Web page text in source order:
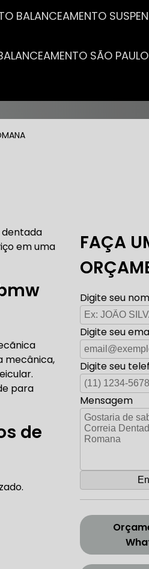
BALANCEAMENTO
SÃO PAULO
AUTO ELÉTRICA CARROS
AUTO ELÉTRICA
CORREIA DENTADA
DENTADA DISCOVERY
CORREIA DENTADA
dentada
em uma
mecânica,
para
de
FAÇA
Digite seu
Digite seu
Digite seu
Mensagem